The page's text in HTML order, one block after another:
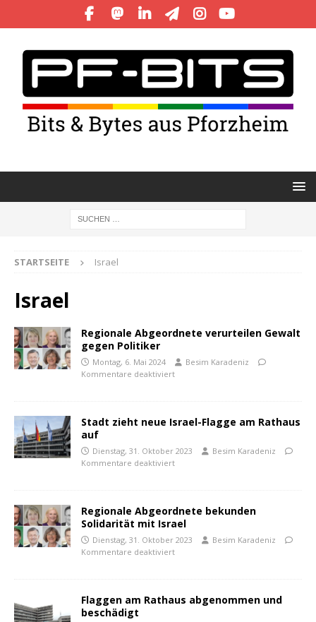
STARTSEITE Israel
Israel
Regionale Abgeordnete verurteilen Gewalt
gegen Politiker
Montag, 6. Mai 2024
Besim Karadeniz
Kommentare deaktiviert
Stadt zieht neue Israel-Flagge am Rathaus
auf
Dienstag, 31. Oktober 2023
Besim Karadeniz
Kommentare deaktiviert
Regionale Abgeordnete bekunden
Solidarität mit Israel
Dienstag, 31. Oktober 2023
Besim Karadeniz
Kommentare deaktiviert
Flaggen am Rathaus abgenommen und
beschädigt